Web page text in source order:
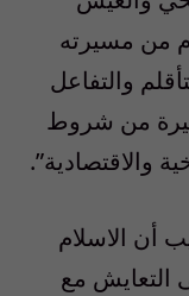
أي عبر أكثر من 1400 عام من مسيرته
والتفاعل
من شروط
والاقتصادية”.
أن الاسلام
التعايش مع